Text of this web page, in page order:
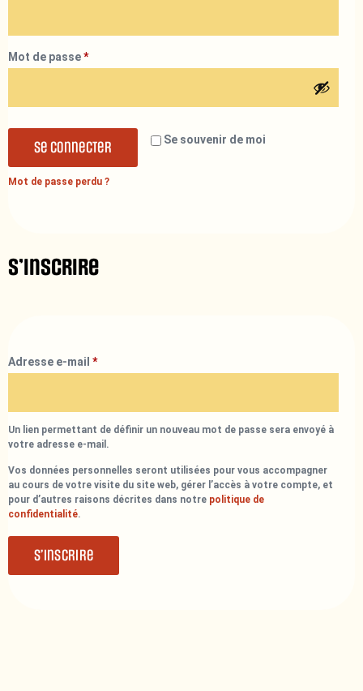
Mot de passe*
Se souvenir de moi
Se connecter
Mot de passe perdu ?
S’inscrire
Adresse e-mail *
Un lien permettant de définir un nouveau mot de passe sera envoyé à
votre adresse e-mail.
Vos données personnelles seront utilisées pour vous accompagner
au cours de votre visite du site web, gérer l’accès à votre compte, et
pour d’autres raisons décrites dans notre politique de
confidentialité.
S’inscrire